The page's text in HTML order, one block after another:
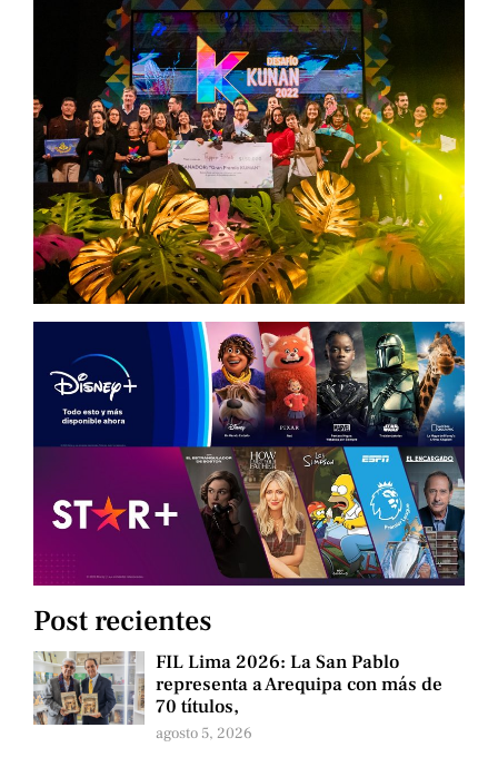
Post recientes
FIL Lima 2026: La San Pablo
representa a Arequipa con más de
70 títulos,
agosto 5, 2026